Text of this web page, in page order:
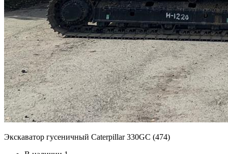
Экскаватор гусеничный Caterpillar 330GC (474)